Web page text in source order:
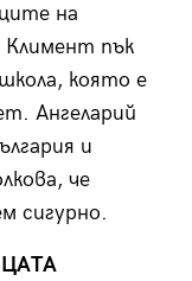
на
Климент пък
която е
Ангеларий
и
че
сигурно.